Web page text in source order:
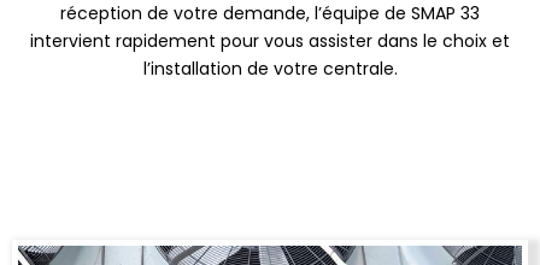
réception de votre demande, l’équipe de SMAP 33
intervient rapidement pour vous assister dans le choix et
l’installation de votre centrale.